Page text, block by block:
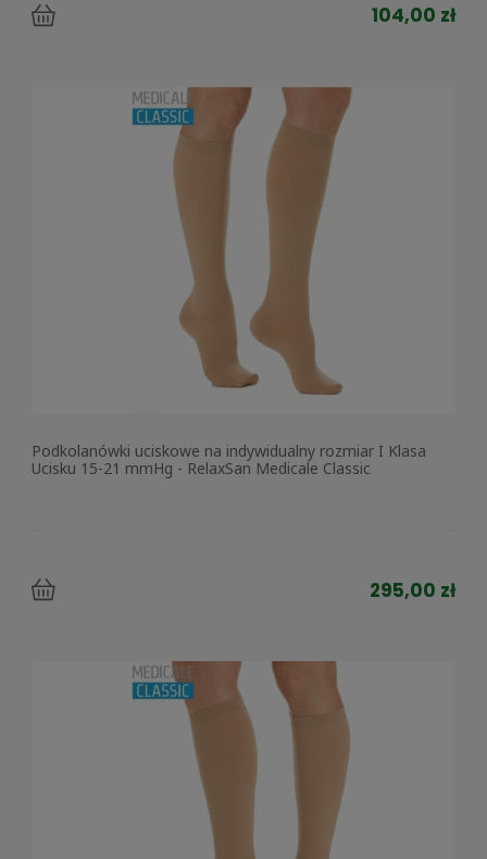
104,00 zł
Podkolanówki uciskowe na indywidualny rozmiar I Klasa
Ucisku 15-21 mmHg - RelaxSan Medicale Classic
295,00 zł